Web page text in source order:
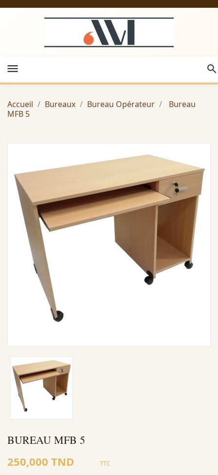
menu
Accueil Bureaux Bureau Opérateur
Bureau
MFB 5
BUREAU MFB 5
250,000 TND TTC